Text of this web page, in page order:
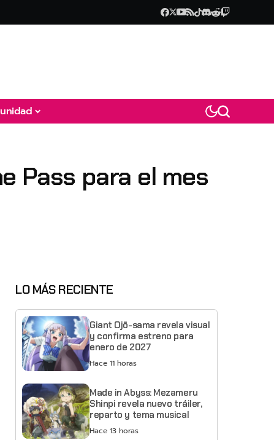
Pass para el mes
LO MÁS RECIENTE
Giant Ojō-sama revela visual
y confirma estreno para
enero de 2027
Hace 11 horas
Made in Abyss: Mezameru
Shinpi revela nuevo tráiler,
reparto y tema musical
Hace 13 horas